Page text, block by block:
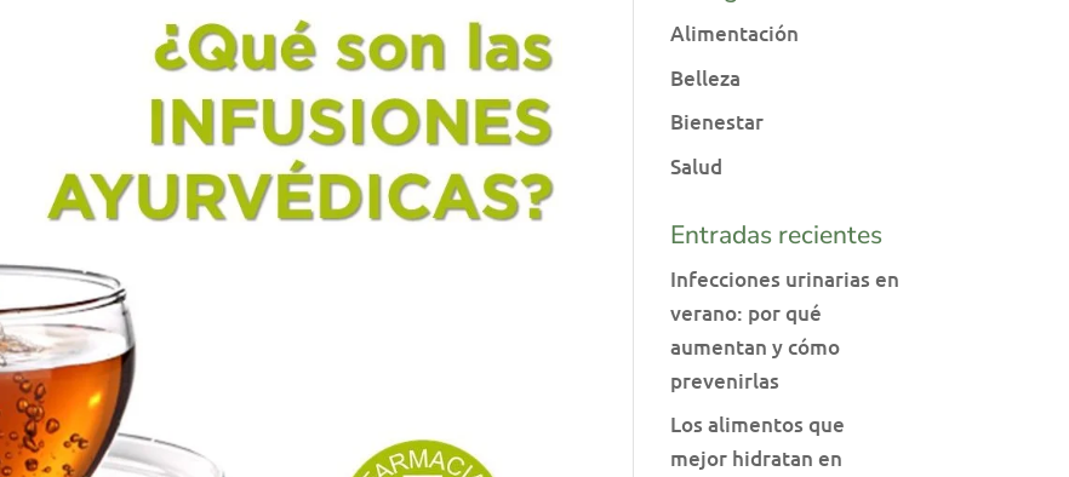
Alimentación
Belleza
Bienestar
Salud
Entradas recientes
Infecciones urinarias en
verano: por qué
aumentan y cómo
prevenirlas
Los alimentos que
mejor hidratan en